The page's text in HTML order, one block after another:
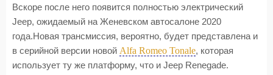
Вскоре после него появится полностью электрический
Jeep, ожидаемый на Женевском автосалоне 2020
года.Новая трансмиссия, вероятно, будет представлена и
в серийной версии новой Alfa Romeo Tonale, которая
использует ту же платформу, что и Jeep Renegade.